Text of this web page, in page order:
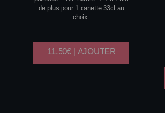
de plus pour 1 canette 33cl au
choix.
11.50€ | AJOUTER